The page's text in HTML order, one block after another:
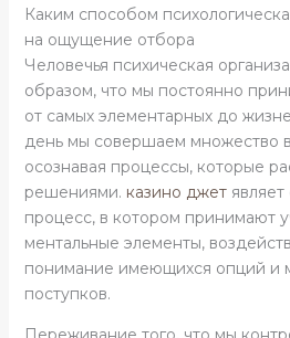
Каким способом
на ощущение отбора
Человечья психическая
образом, что мы постоянно
от самых элементарных до
день мы совершаем множество
осознавая процессы, которые
решениями. казино джетявляет
процесс, в котором принимают
ментальные элементы,
понимание имеющихся опций и
поступков.